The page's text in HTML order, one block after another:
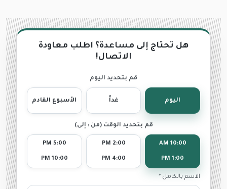
هل تحتاج إلى مساعدة؟ اطلب معاودة
الاتصال!
قم بتحديد اليوم
اليوم غداً الأسبوع القادم
قم بتحديد الوقت (من : إلى)
10:00 AM
1:00 PM
2:00 PM
4:00 PM
5:00 PM
10:00 PM
الاسم بالكامل *